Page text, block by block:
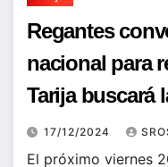
Regantes
nacional para
Tarija buscará
17/12/2024
El próximo viernes